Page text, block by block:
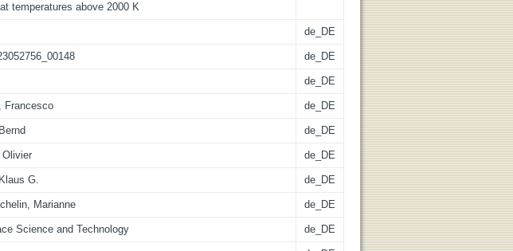
temperatures above 2000 K
de_DE
de_DE
de_DE
Francesco de_DE
de_DE
de_DE
G. de_DE
Marianne de_DE
Science and Technology de_DE